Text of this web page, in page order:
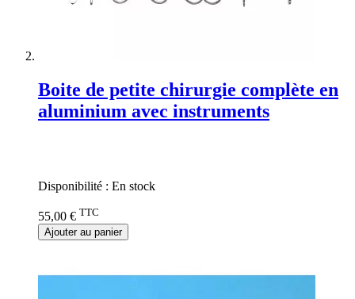
Boite de petite chirurgie complète en
aluminium avec instruments
Disponibilité : En stock
55,00 € TTC
Ajouter au panier